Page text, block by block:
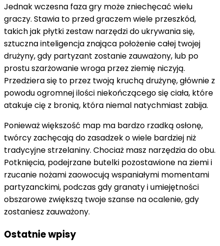
Jednak wczesna faza gry może zniechęcać wielu
graczy. Stawia to przed graczem wiele przeszkód,
takich jak płytki zestaw narzędzi do ukrywania się,
sztuczna inteligencja znająca położenie całej twojej
drużyny, gdy partyzant zostanie zauważony, lub po
prostu szarżowanie wroga przez ziemię niczyją.
Przedziera się to przez twoją kruchą drużynę, głównie z
powodu ogromnej ilości niekończącego się ciała, które
atakuje cię z bronią, która niemal natychmiast zabija.
Ponieważ większość map ma bardzo rzadką osłonę,
twórcy zachęcają do zasadzek o wiele bardziej niż
tradycyjne strzelaniny. Chociaż masz narzędzia do obu.
Potknięcia, podejrzane butelki pozostawione na ziemi i
rzucanie nożami zaowocują wspaniałymi momentami
partyzanckimi, podczas gdy granaty i umiejętności
obszarowe zwiększą twoje szanse na ocalenie, gdy
zostaniesz zauważony.
Ostatnie wpisy